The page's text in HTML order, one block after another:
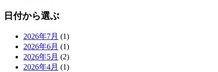
日付から選ぶ
2026年7月 (1)
2026年6月 (1)
2026年5月 (2)
2026年4月 (1)